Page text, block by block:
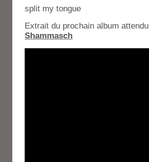
split my tongue
Extrait du prochain album
Shammasch